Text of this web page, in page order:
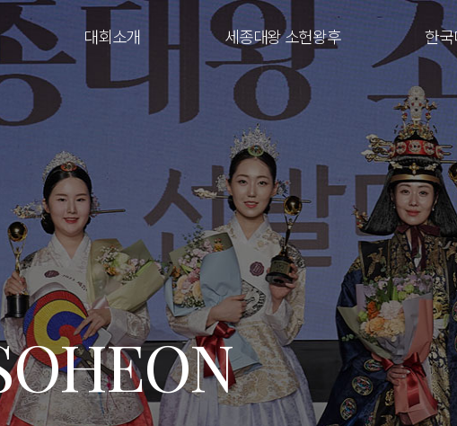
대회소개 세종대왕 소헌왕후 한